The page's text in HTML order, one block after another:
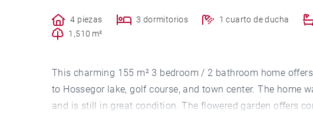
4 piezas 3 dormitorios 1 cuarto de ducha
1,510 m²
This charming 155 m² 3 bedroom / 2 bathroom home
to Hossegor lake, golf course, and town center. The home
and is still in great condition. The flowered garden offers